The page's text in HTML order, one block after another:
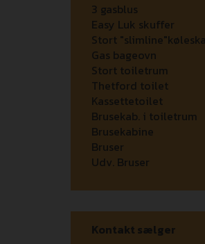
3 gasblus
Easy Luk skuffer
Stort
Gas bageovn
Stort toiletrum
Thetford toilet
Kassettetoilet
Brusekab. i toiletrum
Brusekabine
Bruser
Udv. Bruser
Kontakt sælger